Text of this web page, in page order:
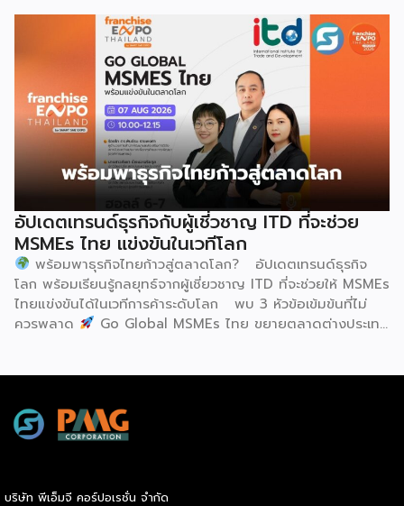
ผ่านชามใส่น้ำที่วางเรียงเอาไว้ โดยต้องทรงตัวด้วยความแม่นยำ
อย่างน่าอัศจรรย์ พร้อมรังสรรค์ลีลาท่ารำอันตื่นตาตื่นใจ ไม่ว่าจะ
เป็นท่านางแอ่นบิน พีระมิดมนุษย์ หรือท่ามังกรพลิกกาย การ
ผสานท่วงทำนอง การเคลื่อนไหว ลมหายใจ และพละกำลังเข้าด้วย
กันอย่างสมบูรณ์แบบนี้เอง ที่หล่อหลอมให้เกิดเป็นสุนทรียศาสตร์
อันเป็นเอกลักษณ์ของศิลปะโบราณชนิดนี้ นับตั้งแต่คริสต์
ทศวรรษ 1990 เป็นต้นมา กุนซานจูได้รับการยอมรับอย่างกว้าง
ขวางทั้งในและต่างประเทศ […]
Ecosystem (ขับเคลื่อนด้วยเทคโนโลยี มุ่งกระชับความร่วมมือ
สร้างระบบนิเวศอุตสาหกรรมนมโลกอย่างยั่งยืน) ถือเป็นเวทีระดับ
โลกที่รวบรวมผู้นำจากสมาคมการค้านานาชาติ นักวิชาการ และผู้
บริหารระดับสูงตลอดห่วงโซ่คุณค่าของอุตสาหกรรมนมทั่วโลก
ฮูฮอตขึ้นแท่นเมืองหลวงแห่งอุตสาหกรรมนมโลกอย่างเป็น
ทางการ ในพิธีเปิดการประชุม สหพันธ์วิทยาศาสตร์และ
เทคโนโลยีการอาหารนานาชาติ (IUFoST) ได้มอบป้ายประกาศ
เกียรติคุณและรางวัลที่ระลึก เพื่อรับรองให้เมืองฮูฮอตดำรง
ตำแหน่ง World Dairy Capital หรือเมืองหลวงแห่ง
อุตสาหกรรมนมโลก อย่างเป็นทางการ ดร.ภาวิณี ชินะโชติ
ประธานบริหาร IUFoST กล่าวในพิธีเปิดว่า การมอบตำแหน่งดัง
กล่าวถือเป็นสัญญาณแห่งความสำเร็จที่สะท้อนความมุ่งมั่นทุ่มเท
ของเมืองฮูฮอตในการยกระดับอุตสาหกรรมนม พร้อมกล่าวเสริม
ว่า รางวัลอันทรงเกียรตินี้ยังมุ่งหวังให้เป็นแรงขับเคลื่อนแก่
องค์กรระดับแถวหน้าอย่าง Yili Group […]
อัปเดตเทรนด์ธุรกิจกับผู้เชี่วชาญ ITD ที่จะช่วย
MSMEs ไทย แข่งขันในเวทีโลก
พร้อมพาธุรกิจไทยก้าวสู่ตลาดโลก? อัปเดตเทรนด์ธุรกิจ
โลก พร้อมเรียนรู้กลยุทธ์จากผู้เชี่ยวชาญ ITD ที่จะช่วยให้ MSMEs
ไทยแข่งขันได้ในเวทีการค้าระดับโลก พบ 3 หัวข้อเข้มข้นที่ไม่
ควรพลาด
Go Global MSMEs ไทย ขยายตลาดต่างประเทศ
ธุรกิจ ผู้ประกอบการ และผู้ที่กำลังวางแผนขยายตลาด
สิงหาคม 2569 | 10.00 – 12.15 น.
บริษัท พีเอ็มจี คอร์ปอเรชั่น จำกัด